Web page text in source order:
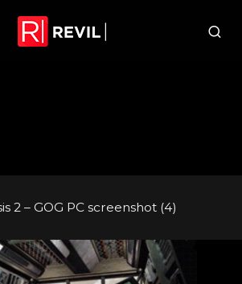
2 – GOG PC screenshot (4)